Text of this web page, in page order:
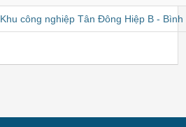
Khu công nghiệp Tân Đông Hiệp B -